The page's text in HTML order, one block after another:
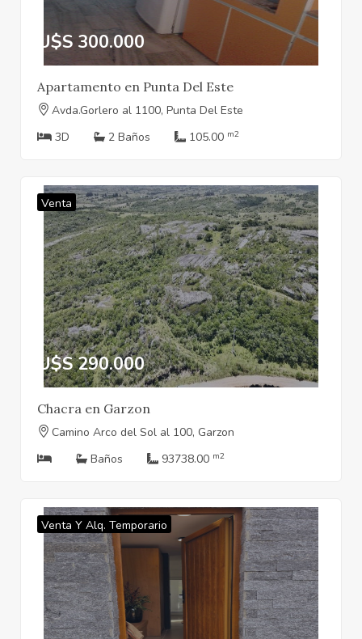
U$S 300.000
Apartamento en Punta Del Este
Avda.Gorlero al 1100, Punta Del Este
3D
2 Baños 105.00 m2
Venta
U$S 290.000
Chacra en Garzon
Camino Arco del Sol al 100, Garzon
Baños
93738.00 m2
Venta Y Alq. Temporario